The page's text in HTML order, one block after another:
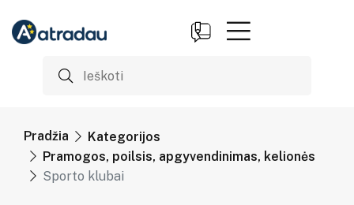
Pradžia
Kategorijos
Pramogos, poilsis, apgyvendinimas, kelionės
Sporto klubai